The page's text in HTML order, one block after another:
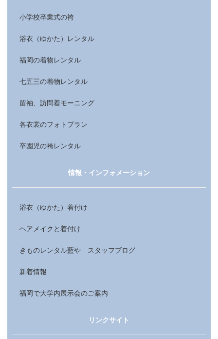
小学校卒業式の袴
浴衣（ゆかた）レンタル
福岡の着物レンタル
七五三の着物レンタル
留袖、訪問着モーニング
各衣裳のフォトプラン
卒園児の袴レンタル
情報・インフォメーション
浴衣（ゆかた）着付け
ヘアメイクと着付け
きものレンタル藍や スタッフブログ
新着情報
福岡で大学内展示会のご案内
リンクサイト